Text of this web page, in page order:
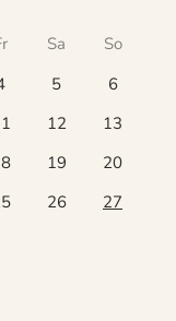
Sa
So
5
6
12
13
19
20
26
27